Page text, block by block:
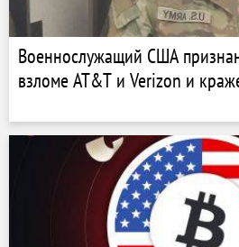
Военнослужащий США
взломе AT&T и Verizon и